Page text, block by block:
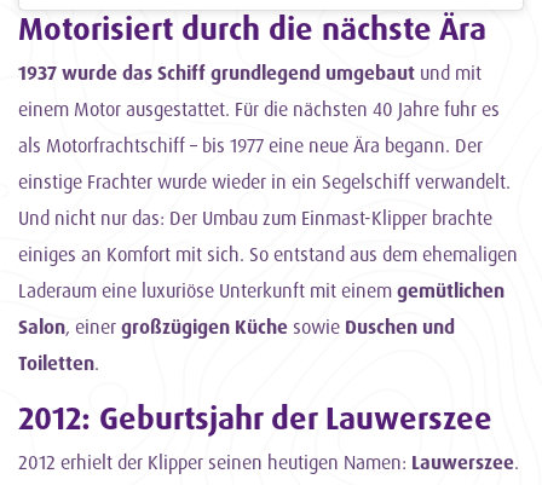
Motorisiert durch die nächste Ära
1937 wurde das Schiff grundlegend umgebaut und mit
einem Motor ausgestattet. Für die nächsten 40 Jahre fuhr es
als Motorfrachtschiff – bis 1977 eine neue Ära begann. Der
einstige Frachter wurde wieder in ein Segelschiff verwandelt.
Und nicht nur das: Der Umbau zum Einmast-Klipper brachte
einiges an Komfort mit sich. So entstand aus dem ehemaligen
Laderaum eine luxuriöse Unterkunft mit einem gemütlichen
Salon, einer großzügigen Küche sowie Duschen und
Toiletten.
2012: Geburtsjahr der Lauwerszee
2012 erhielt der Klipper seinen heutigen Namen: Lauwerszee.